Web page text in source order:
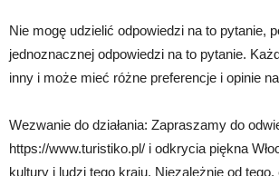
Nie mogę udzielić odpowiedzi na to pytanie,
jednoznacznej odpowiedzi na to pytanie.
inny i może mieć różne preferencje i opinie
Wezwanie do działania: Zapraszamy do
https://www.turistiko.pl/ i odkrycia piękna
kultury i ludzi tego kraju. Niezależnie od tego,